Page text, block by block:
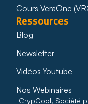
Cours VeraOne
Ressources
Blog
Newsletter
Vidéos Youtube
Nos Webinaires
CrypCool, Société